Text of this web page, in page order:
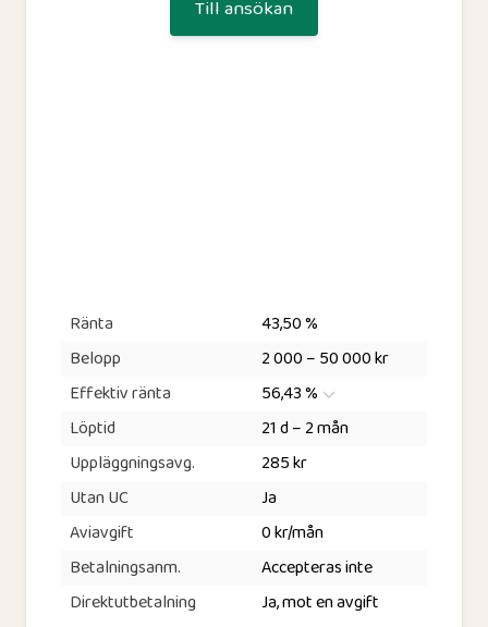
Till ansökan
Ränta
43,50 %
Belopp
2 000 – 50 000 kr
Effektiv ränta
56,43 %
Löptid
21 d – 2 mån
Uppläggningsavg.
285 kr
Utan UC
Ja
Aviavgift
0 kr/mån
Betalningsanm.
Accepteras inte
Direktutbetalning
Ja, mot en avgift